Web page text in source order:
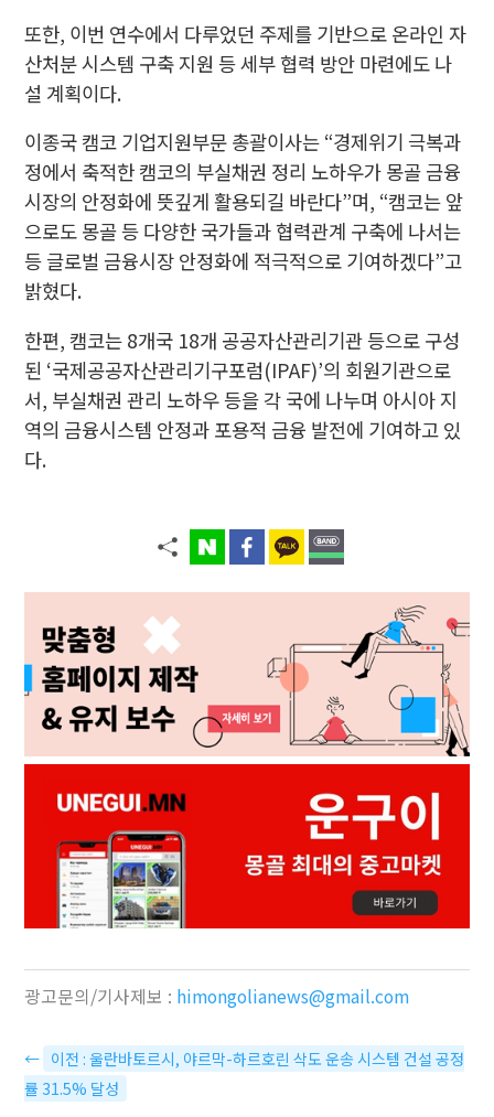
또한, 이번 연수에서 다루었던 주제를 기반으로 온라인 자
산처분 시스템 구축 지원 등 세부 협력 방안 마련에도 나
설 계획이다.
이종국 캠코 기업지원부문 총괄이사는 “경제위기 극복과
정에서 축적한 캠코의 부실채권 정리 노하우가 몽골 금융
시장의 안정화에 뜻깊게 활용되길 바란다”며, “캠코는 앞
으로도 몽골 등 다양한 국가들과 협력관계 구축에 나서는
등 글로벌 금융시장 안정화에 적극적으로 기여하겠다”고
밝혔다.
한편, 캠코는 8개국 18개 공공자산관리기관 등으로 구성
된 ‘국제공공자산관리기구포럼(IPAF)’의 회원기관으로
서, 부실채권 관리 노하우 등을 각 국에 나누며 아시아 지
역의 금융시스템 안정과 포용적 금융 발전에 기여하고 있
다.
광고문의/기사제보 : himongolianews@gmail.com
← 이전 : 울란바토르시, 야르막-하르호린 삭도 운송 시스템 건설 공정
률 31.5% 달성